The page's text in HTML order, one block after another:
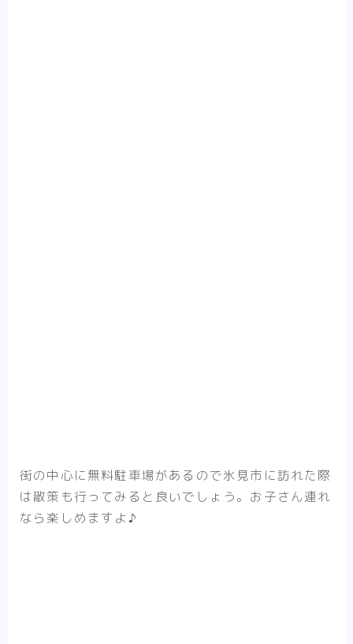
街の中心に無料駐車場があるので氷見市に訪れた際
は散策も行ってみると良いでしょう。お子さん連れ
なら楽しめますよ♪